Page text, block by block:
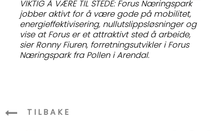
VIKTIG Å VÆRE TIL STEDE: Forus Næringspark
jobber aktivt for å være gode på mobilitet,
energieffektivisering, nullutslippsløsninger og
vise at Forus er et attraktivt sted å arbeide,
sier Ronny Fiuren, forretningsutvikler i Forus
Næringspark fra Pollen i Arendal.
TILBAKE